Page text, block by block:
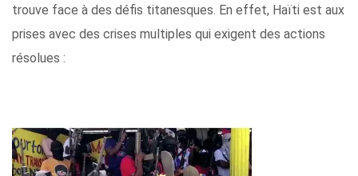
trouve face à des défis titanesques. En effet, Haïti est aux
prises avec des crises multiples qui exigent des actions
résolues :